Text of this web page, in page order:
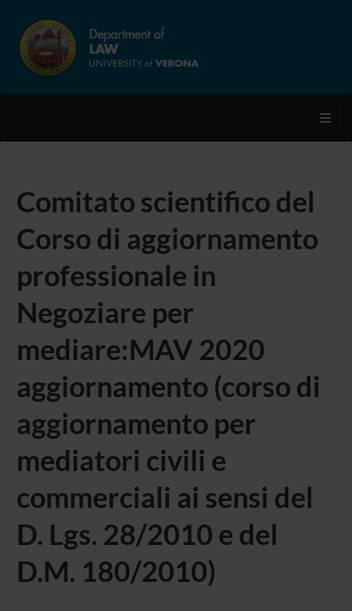
Comitato scientifico del
Corso di aggiornamento
professionale in
Negoziare per
mediare:MAV 2020
aggiornamento (corso di
aggiornamento per
mediatori civili e
commerciali ai sensi del
D. Lgs. 28/2010 e del
D.M. 180/2010)